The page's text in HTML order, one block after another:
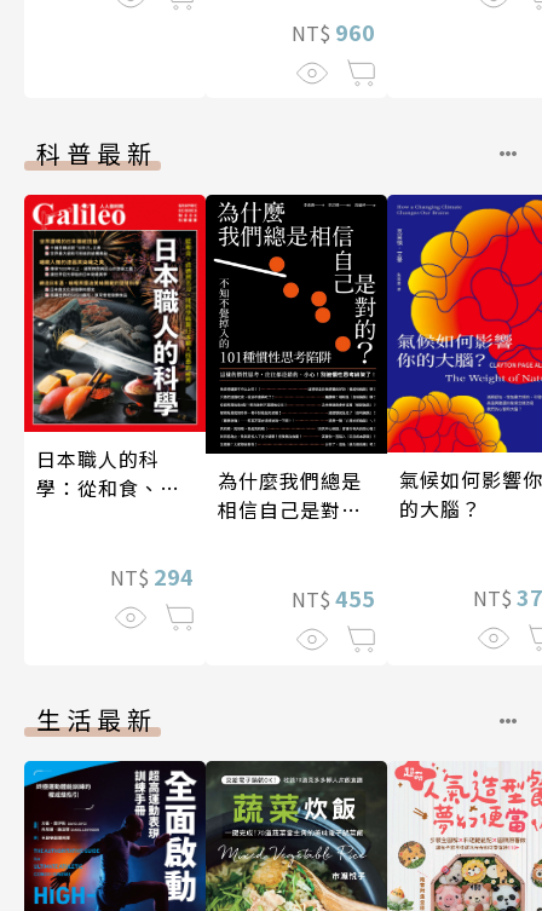
NT$ 960
科普最新
日本職人的科
學：從和食、清
技藝的祕密 人人
伽利略45
NT$ 294
為什麼我們總是
相信自己是對
NT$ 455
氣候如何影響你
的大腦？
NT$
生活最新